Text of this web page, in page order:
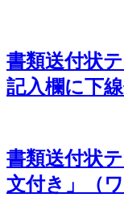
書類送付状
記入欄に下
書類送付状
文付き」（